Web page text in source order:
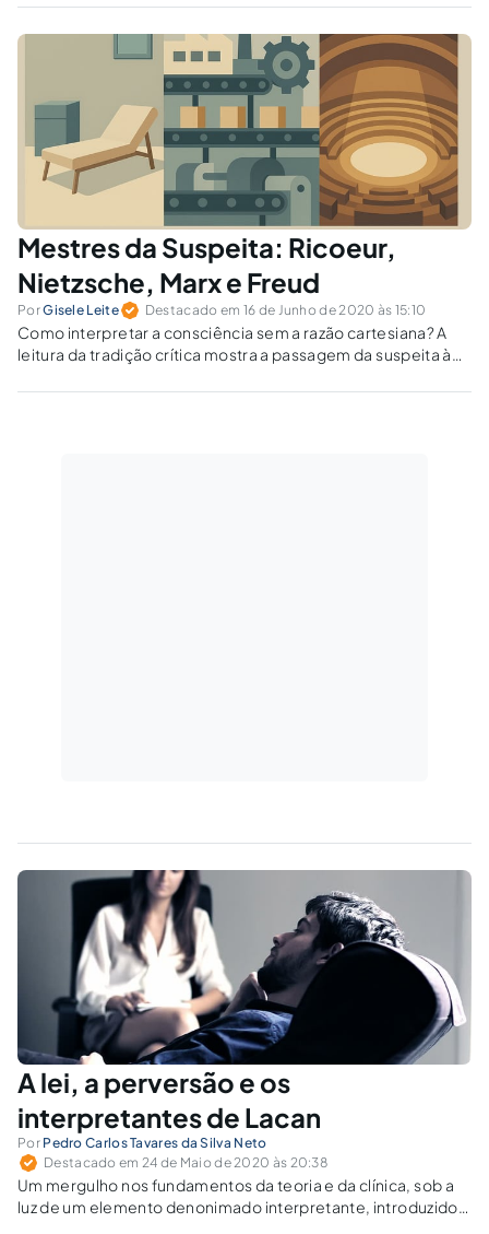
de convicções, pacificando e capacitando o cidadão à vida
justa.
Mestres da Suspeita: Ricoeur,
Nietzsche, Marx e Freud
PorGisele Leite Destacado em 16 de Junho de 2020 às 15:10
Como interpretar a consciência sem a razão cartesiana? A
leitura da tradição crítica mostra a passagem da suspeita à
poder reconfiguram o sentido.
A lei, a perversão e os
interpretantes de Lacan
Por Pedro Carlos Tavares da Silva Neto
Destacado em 24 de Maio de 2020 às 20:38
Um mergulho nos fundamentos da teoria e da clínica, sob a
luz de um elemento denonimado interpretante, introduzido